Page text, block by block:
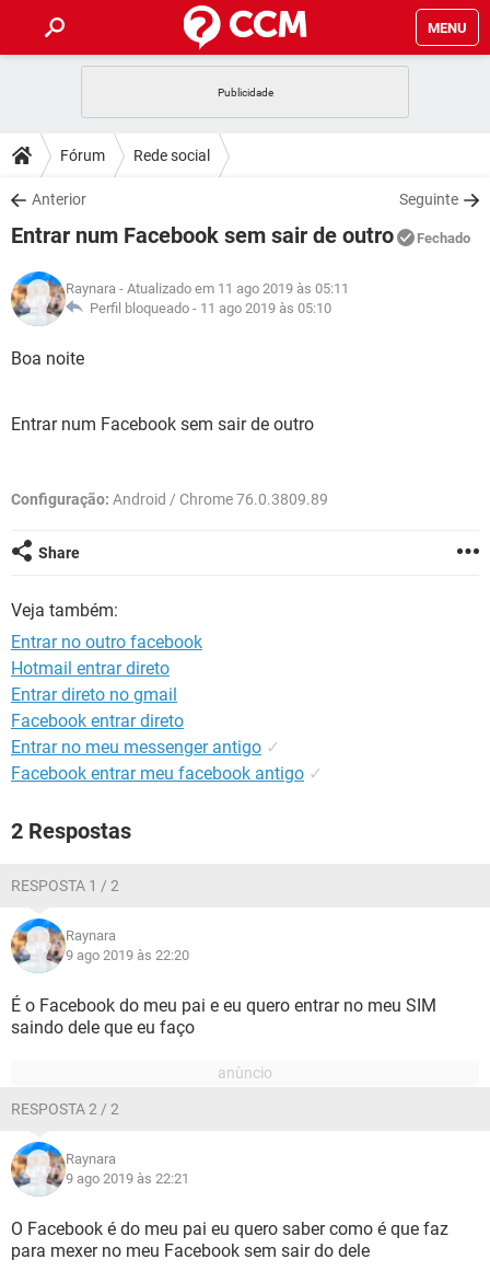
MENU
CELULAR
OUTLOOK
INSTAGRAM GMAIL
GUIA DE COMPRAS
DICAS
JOGOS
INSTAGRAM GMAIL
GUIA DE COMPRAS
DOWNLOADS
JOGOS WHATSAPP
CELULAR
OUTLOOK EXCEL
INSTAGRAM
JOGOS WHATSAPP
CELULAR
OUTLOOK
GLOSSÁRIO
OUTLOOK EXCEL
GUIA DE COMPRAS
Fórum Rede social
Anterior Seguinte
Entrar num Facebook sem sair de outro Fechado
Raynara - Atualizado em 11 ago 2019 às 05:11
Perfil bloqueado - 11 ago 2019 às 05:10
Boa noite
Entrar num Facebook sem sair de outro
Configuração: Android / Chrome 76.0.3809.89
Share
Veja também:
Entrar no outro facebook
Hotmail entrar direto
Entrar direto no gmail
Facebook entrar direto
Entrar no meu messenger antigo ✓
Facebook entrar meu facebook antigo ✓
2 Respostas
RESPOSTA 1 / 2
Raynara
9 ago 2019 às 22:20
É o Facebook do meu pai e eu quero entrar no meu SIM
saindo dele que eu faço
RESPOSTA 2 / 2
Raynara
9 ago 2019 às 22:21
O Facebook é do meu pai eu quero saber como é que faz
para mexer no meu Facebook sem sair do dele